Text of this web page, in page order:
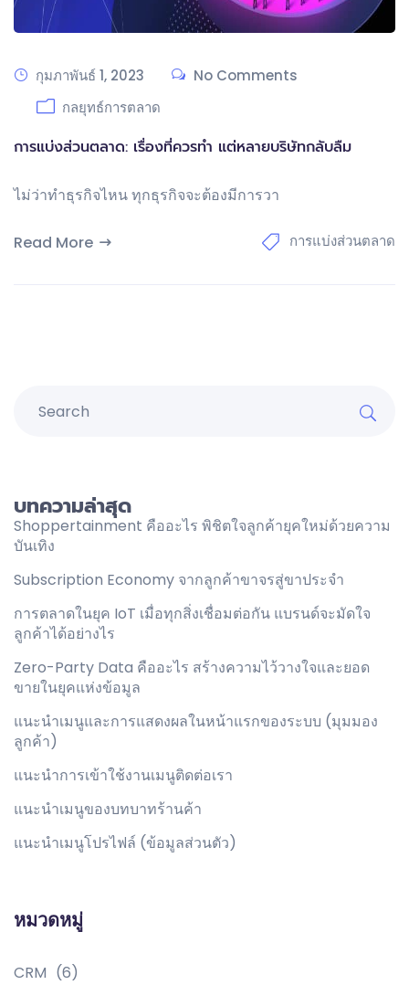
กุมภาพันธ์ 1, 2023
No Comments
กลยุทธ์การตลาด
การแบ่งส่วนตลาด: เรื่องที่ควรทำ แต่หลายบริษัทกลับลืม
ไม่ว่าทำธุรกิจไหน ทุกธุรกิจจะต้องมีการวา
Read More การแบ่งส่วนตลาด
บทความล่าสุด
Shoppertainment คืออะไร พิชิตใจลูกค้ายุคใหม่ด้วยความ
บันเทิง
Subscription Economy จากลูกค้าขาจรสู่ขาประจำ
การตลาดในยุค IoT เมื่อทุกสิ่งเชื่อมต่อกัน แบรนด์จะมัดใจ
ลูกค้าได้อย่างไร
Zero-Party Data คืออะไร สร้างความไว้วางใจและยอด
ขายในยุคแห่งข้อมูล
แนะนำเมนูและการแสดงผลในหน้าแรกของระบบ (มุมมอง
ลูกค้า)
แนะนำการเข้าใช้งานเมนูติดต่อเรา
แนะนำเมนูของบทบาทร้านค้า
แนะนำเมนูโปรไฟล์ (ข้อมูลส่วนตัว)
หมวดหมู่
CRM (6)